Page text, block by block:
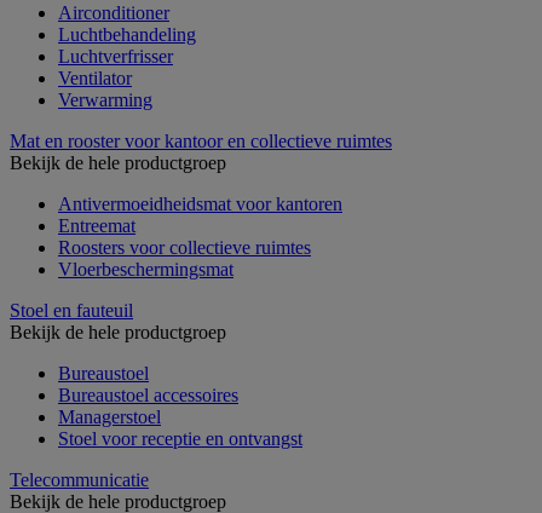
Airconditioner
Luchtbehandeling
Luchtverfrisser
Ventilator
Verwarming
Mat en rooster voor kantoor en collectieve ruimtes
Bekijk de hele productgroep
Antivermoeidheidsmat voor kantoren
Entreemat
Roosters voor collectieve ruimtes
Vloerbeschermingsmat
Stoel en fauteuil
Bekijk de hele productgroep
Bureaustoel
Bureaustoel accessoires
Managerstoel
Stoel voor receptie en ontvangst
Telecommunicatie
Bekijk de hele productgroep